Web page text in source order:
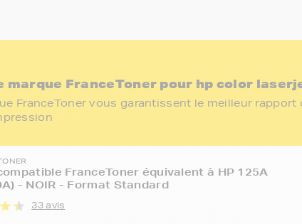
FranceToner pour hp color
FranceToner vous garantissent le meilleur rapport
FranceToner équivalent à HP 125A
- NOIR - Format Standard
33 avis